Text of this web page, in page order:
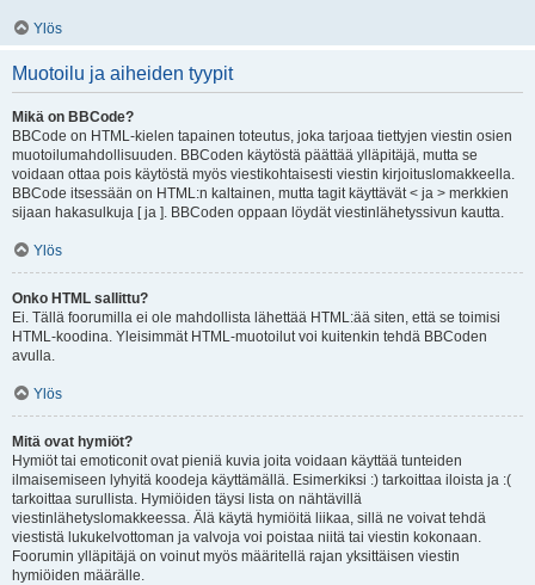
Ylös
Muotoilu ja aiheiden tyypit
Mikä on BBCode?
BBCode on HTML-kielen tapainen toteutus, joka tarjoaa tiettyjen viestin osien
muotoilumahdollisuuden. BBCoden käytöstä päättää ylläpitäjä, mutta se
voidaan ottaa pois käytöstä myös viestikohtaisesti viestin kirjoituslomakkeella.
BBCode itsessään on HTML:n kaltainen, mutta tagit käyttävät < ja > merkkien
sijaan hakasulkuja [ ja ]. BBCoden oppaan löydät viestinlähetyssivun kautta.
Ylös
Onko HTML sallittu?
Ei. Tällä foorumilla ei ole mahdollista lähettää HTML:ää siten, että se toimisi
HTML-koodina. Yleisimmät HTML-muotoilut voi kuitenkin tehdä BBCoden
avulla.
Ylös
Mitä ovat hymiöt?
Hymiöt tai emoticonit ovat pieniä kuvia joita voidaan käyttää tunteiden
ilmaisemiseen lyhyitä koodeja käyttämällä. Esimerkiksi :) tarkoittaa iloista ja :(
tarkoittaa surullista. Hymiöiden täysi lista on nähtävillä
viestinlähetyslomakkeessa. Älä käytä hymiöitä liikaa, sillä ne voivat tehdä
viestistä lukukelvottoman ja valvoja voi poistaa niitä tai viestin kokonaan.
Foorumin ylläpitäjä on voinut myös määritellä rajan yksittäisen viestin
hymiöiden määrälle.